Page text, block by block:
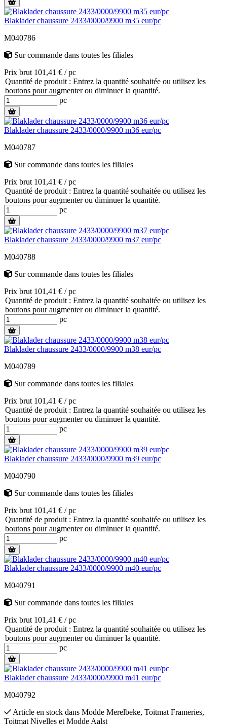
Blaklader chaussure 2433/0000/9900 m35 eur/pc
M040786
Sur commande dans toutes les filiales
Prix brut 101,41 € / pc
Quantité de produit : Entrez la quantité souhaitée ou utilisez les
boutons pour augmenter ou diminuer la quantité.
pc
Blaklader chaussure 2433/0000/9900 m36 eur/pc
M040787
Sur commande dans toutes les filiales
Prix brut 101,41 € / pc
Quantité de produit : Entrez la quantité souhaitée ou utilisez les
boutons pour augmenter ou diminuer la quantité.
pc
Blaklader chaussure 2433/0000/9900 m37 eur/pc
M040788
Sur commande dans toutes les filiales
Prix brut 101,41 € / pc
Quantité de produit : Entrez la quantité souhaitée ou utilisez les
boutons pour augmenter ou diminuer la quantité.
pc
Blaklader chaussure 2433/0000/9900 m38 eur/pc
M040789
Sur commande dans toutes les filiales
Prix brut 101,41 € / pc
Quantité de produit : Entrez la quantité souhaitée ou utilisez les
boutons pour augmenter ou diminuer la quantité.
pc
Blaklader chaussure 2433/0000/9900 m39 eur/pc
M040790
Sur commande dans toutes les filiales
Prix brut 101,41 € / pc
Quantité de produit : Entrez la quantité souhaitée ou utilisez les
boutons pour augmenter ou diminuer la quantité.
pc
Blaklader chaussure 2433/0000/9900 m40 eur/pc
M040791
Sur commande dans toutes les filiales
Prix brut 101,41 € / pc
Quantité de produit : Entrez la quantité souhaitée ou utilisez les
boutons pour augmenter ou diminuer la quantité.
pc
Blaklader chaussure 2433/0000/9900 m41 eur/pc
M040792
Article en stock dans Modde Merelbeke, Toitmat Frameries,
Toitmat Nivelles et Modde Aalst